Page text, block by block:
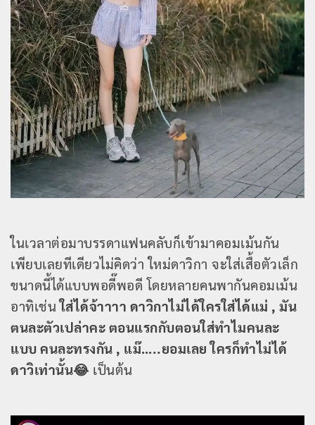
ในเวลาต่อมาบรรดาแฟนคลับก็เข้ามาคอมเม้นกัน
เพียบเลยทีเดียวไม่คิดว่า ใหม่ดาวิกา จะใส่เสื้อตัวเล็ก
ขนาดนี้ได้แบบพอดี๊พอดี โดยหลายคนพากันคอมเม้น
อาทิเช่นใส่ได้จ้าาาา ดาวิกาไม่ได้ใครใส่ได้แม่ , มัน
ตนละตัวเปล่าคะ ตอนแรกกับตอนใส่ทำไมคนละ
แบบ คนละทรงกัน , แม๊…..ยอมเลย ใครก็ทำไม่ได้
ดาวิเท่านั้น😂 เป็นต้น